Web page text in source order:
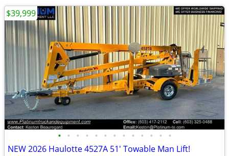
• • • • • • • • • • • • •
NEW 2026 Haulotte 4527A 51' Towable Man Lift!
$39,999